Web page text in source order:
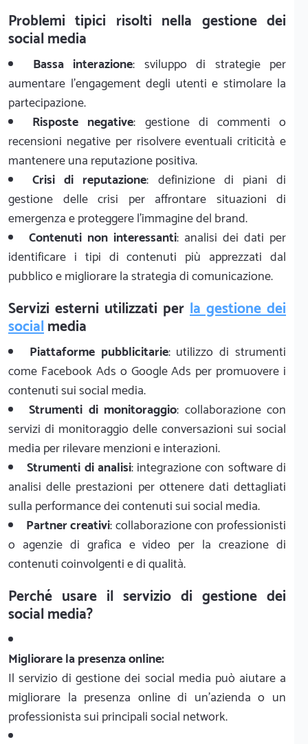
Problemi tipici risolti nella gestione dei
social media
Bassa interazione: sviluppo di strategie per
aumentare l'engagement degli utenti e stimolare la
partecipazione.
Risposte negative: gestione di commenti o
recensioni negative per risolvere eventuali criticità e
mantenere una reputazione positiva.
Crisi di reputazione: definizione di piani di
gestione delle crisi per affrontare situazioni di
emergenza e proteggere l'immagine del brand.
Contenuti non interessanti: analisi dei dati per
identificare i tipi di contenuti più apprezzati dal
pubblico e migliorare la strategia di comunicazione.
Servizi esterni utilizzati per la gestione dei
socialmedia
Piattaforme pubblicitarie: utilizzo di strumenti
come Facebook Ads o Google Ads per promuovere i
contenuti sui social media.
Strumenti di monitoraggio: collaborazione con
servizi di monitoraggio delle conversazioni sui social
media per rilevare menzioni e interazioni.
Strumenti di analisi: integrazione con software di
analisi delle prestazioni per ottenere dati dettagliati
sulla performance dei contenuti sui social media.
Partner creativi: collaborazione con professionisti
o agenzie di grafica e video per la creazione di
contenuti coinvolgenti e di qualità.
Perché usare il servizio di gestione dei
social media?
Migliorare la presenza online:
Il servizio di gestione dei social media può aiutare a
migliorare la presenza online di un'azienda o un
professionista sui principali social network.